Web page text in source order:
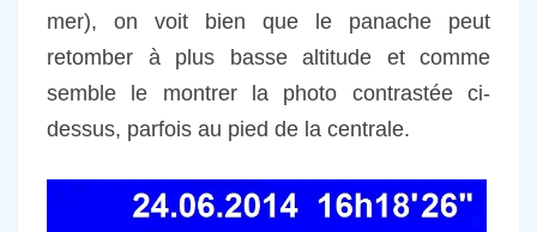
mer), on voit bien que le panache peut
retomber à plus basse altitude et comme
semble le montrer la photo contrastée ci-
dessus, parfois au pied de la centrale.